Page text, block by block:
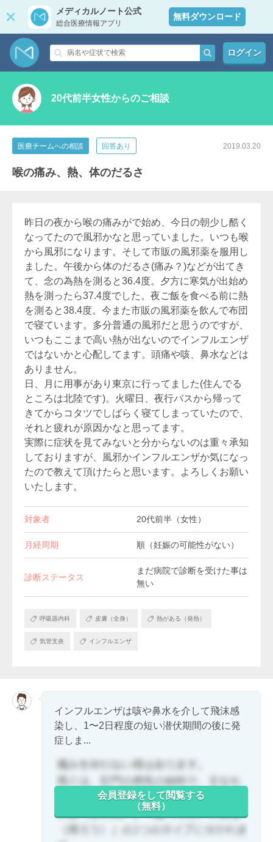
メディカルノート公式
総合医療情報アプリ
無料ダウンロード
ログイン
20代前半女性からのご相談
医療チームへの相談 回答あり 2019.03.20
喉の痛み、熱、体のだるさ
昨日の夜から喉の痛みがで始め、今日の朝少し酷く
なってたので風邪かなと思っていました。いつも喉
から風邪になります。そして市販の風邪薬を服用し
ました。午後から体のだるさ(痛み？)などが出てき
て、念の為熱を測ると36.4度。夕方に寒気が出始め
熱を測ったら37.4度でした。夜ご飯を食べる前に熱
を測ると38.4度。今また市販の風邪薬を飲んで布団
で寝ています。多分普通の風邪だと思うのですが、
いつもここまで高い熱が出ないのでインフルエンザ
ではないかと心配してます。頭痛や咳、鼻水などは
ありません。
日、月に用事があり東京に行ってました(住んでる
ところは北陸です)。火曜日、夜行バスから帰って
きてからコタツでしばらく寝てしまっていたので、
それと疲れが原因かなと思ってます。
実際に症状を見てみないと分からないのは重々承知
しておりますが、風邪かインフルエンザか気になっ
たので教えて頂けたらと思います。よろしくお願い
いたします。
対象者 20代前半（女性）
月経周期 順（妊娠の可能性がない）
診断ステータス
まだ病院で診断を受けた事は
無い
呼吸器内科 皮膚（全身） 熱がある（発熱）
気管支炎 インフルエンザ
インフルエンザは咳や鼻水を介して飛沫感
染し、1〜2日程度の短い潜伏期間の後に発
症しま...
会員登録をして閲覧する
（無料）